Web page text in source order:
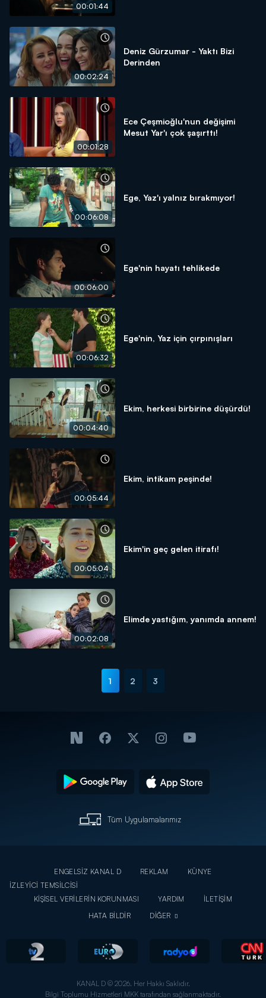
00:01:44
00:02:24
Deniz Gürzumar - Yaktı Bizi
Derinden
00:01:28
Ece Çeşmioğlu'nun değişimi
Mesut Yar'ı çok şaşırttı!
00:06:08
Ege, Yaz'ı yalnız bırakmıyor!
00:06:00
Ege'nin hayatı tehlikede
00:06:32
Ege'nin, Yaz için çırpınışları
00:04:40
Ekim, herkesi birbirine düşürdü!
00:05:44
Ekim, intikam peşinde!
00:05:04
Ekim'in geç gelen itirafı!
00:02:08
Elimde yastığım, yanımda annem!
1 2 3
Tüm Uygulamalarımız
ENGELSİZ KANAL D REKLAM
KÜNYE
İZLEYİCİ TEMSİLCİSİ
KİŞİSEL VERİLERİN KORUNMASI
YARDIM
İLETİŞİM
HATA BİLDİR
DİĞER
KANAL D © 2026. Her Hakkı Saklıdır.
Bilgi Toplumu Hizmetleri MKK tarafından sağlanmaktadır.